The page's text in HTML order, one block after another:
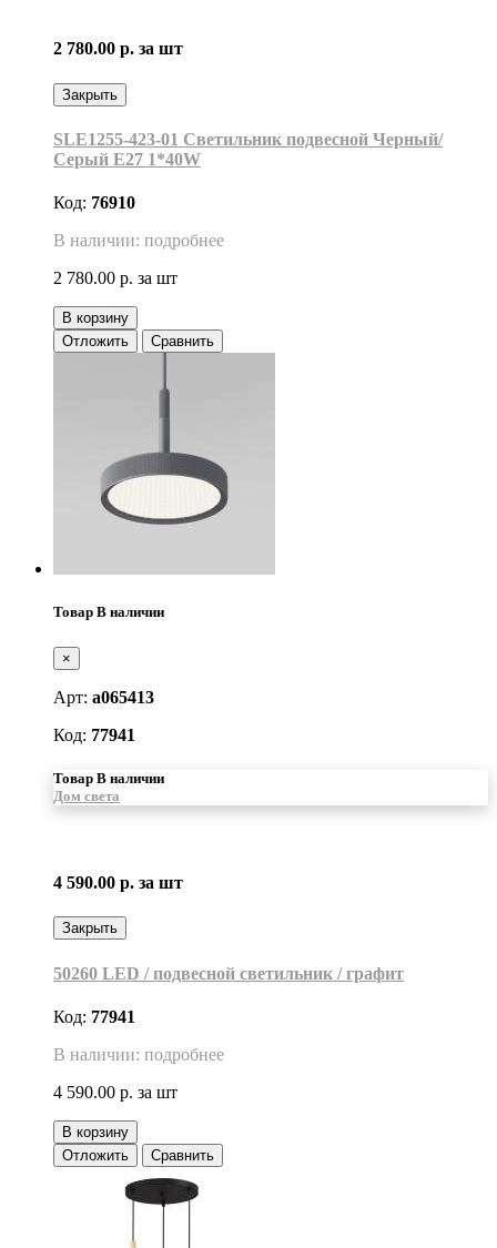
2 780.00 р. за шт
Закрыть
SLE1255-423-01 Светильник подвесной Черный/
Серый E27 1*40W
Код: 76910
В наличии: подробнее
2 780.00 р. за шт
В корзину
Отложить
Сравнить
Товар В наличии
×
Арт: a065413
Код: 77941
Товар В наличии
Дом света
4 590.00 р. за шт
Закрыть
50260 LED / подвесной светильник / графит
Код: 77941
В наличии: подробнее
4 590.00 р. за шт
В корзину
Отложить
Сравнить